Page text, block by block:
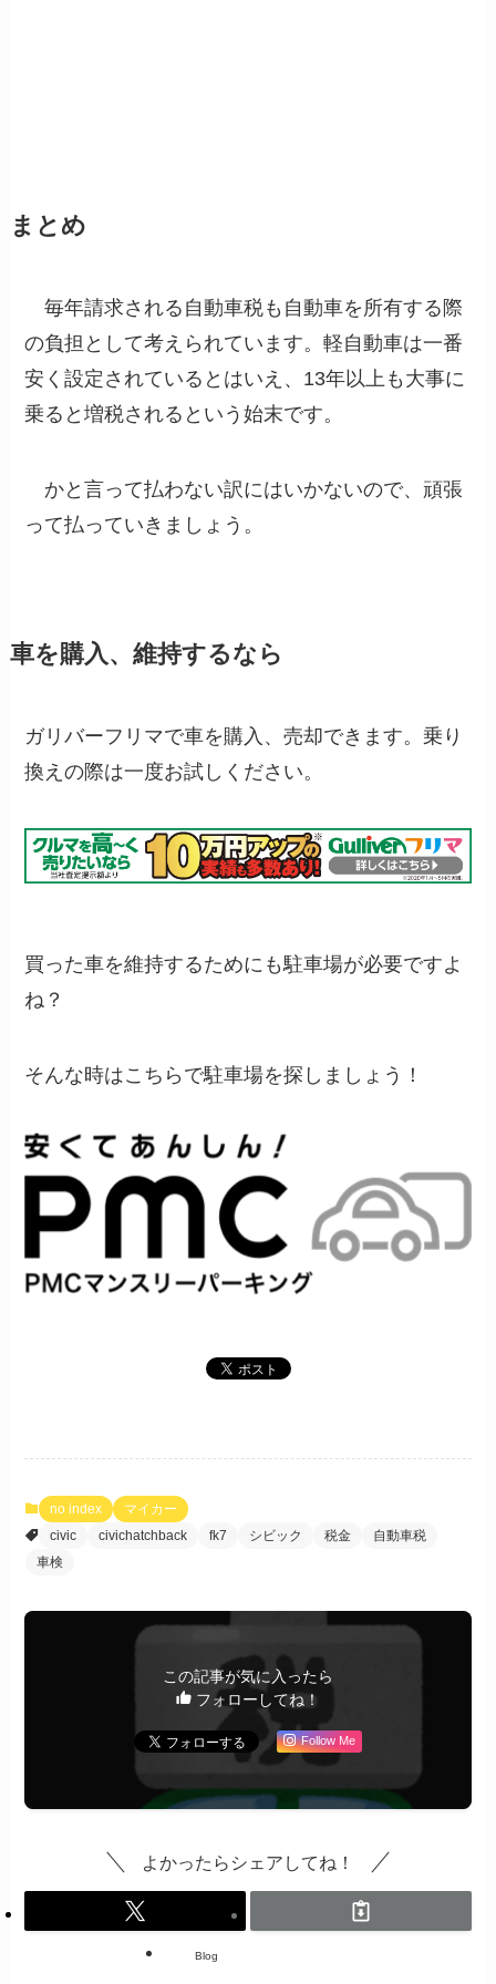
まとめ
毎年請求される自動車税も自動車を所有する際
の負担として考えられています。軽自動車は一番
安く設定されているとはいえ、13年以上も大事に
乗ると増税されるという始末です。
かと言って払わない訳にはいかないので、頑張
って払っていきましょう。
車を購入、維持するなら
ガリバーフリマで車を購入、売却できます。乗り
換えの際は一度お試しください。
買った車を維持するためにも駐車場が必要ですよ
ね？
そんな時はこちらで駐車場を探しましょう！
no index
マイカー
civic
civichatchback fk7 シビック 税金
自動車税
車検
この記事が気に入ったら
フォローしてね！
Follow Me
よかったらシェアしてね！
Blog